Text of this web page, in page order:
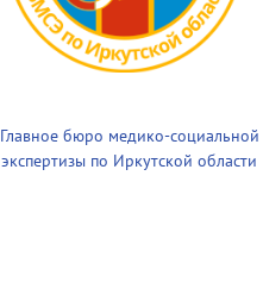
Главное бюро медико-социальной
экспертизы по Иркутской области